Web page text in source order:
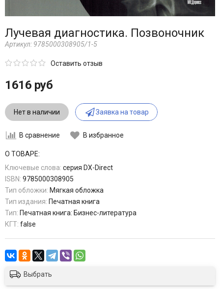
Лучевая диагностика. Позвоночник
Артикул: 9785000308905/1-5
Оставить отзыв
1616 руб
Нет в наличии Заявка на товар
В сравнение В избранное
О ТОВАРЕ:
Ключевые слова: серия DX-Direct
ISBN: 9785000308905
Тип обложки: Мягкая обложка
Тип издания: Печатная книга
Тип: Печатная книга: Бизнес-литература
КГТ: false
Выбрать